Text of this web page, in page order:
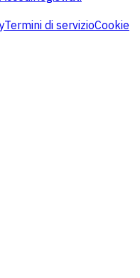
Termini di servizioCookie